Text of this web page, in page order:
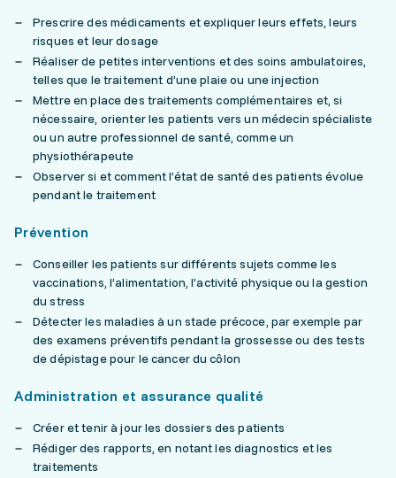
Prescrire des médicaments et expliquer leurs effets, leurs
risques et leur dosage
Réaliser de petites interventions et des soins ambulatoires,
telles que le traitement d’une plaie ou une injection
Mettre en place des traitements complémentaires et, si
nécessaire, orienter les patients vers un médecin spécialiste
ou un autre professionnel de santé, comme un
physiothérapeute
Observer si et comment l’état de santé des patients évolue
pendant le traitement
Prévention
Conseiller les patients sur différents sujets comme les
vaccinations, l’alimentation, l’activité physique ou la gestion
du stress
Détecter les maladies à un stade précoce, par exemple par
des examens préventifs pendant la grossesse ou des tests
de dépistage pour le cancer du côlon
Administration et assurance qualité
Créer et tenir à jour les dossiers des patients
Rédiger des rapports, en notant les diagnostics et les
traitements